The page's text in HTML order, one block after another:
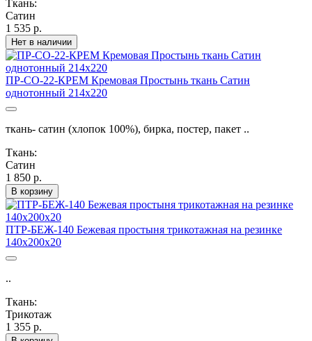
Ткань:
Сатин
1 535 р.
Нет в наличии
ПР-СО-22-КРЕМ Кремовая Простынь ткань Сатин
однотонный 214х220
ткань- сатин (хлопок 100%), бирка, постер, пакет ..
Ткань:
Сатин
1 850 р.
В корзину
ПТР-БЕЖ-140 Бежевая простыня трикотажная на резинке
140х200х20
..
Ткань:
Трикотаж
1 355 р.